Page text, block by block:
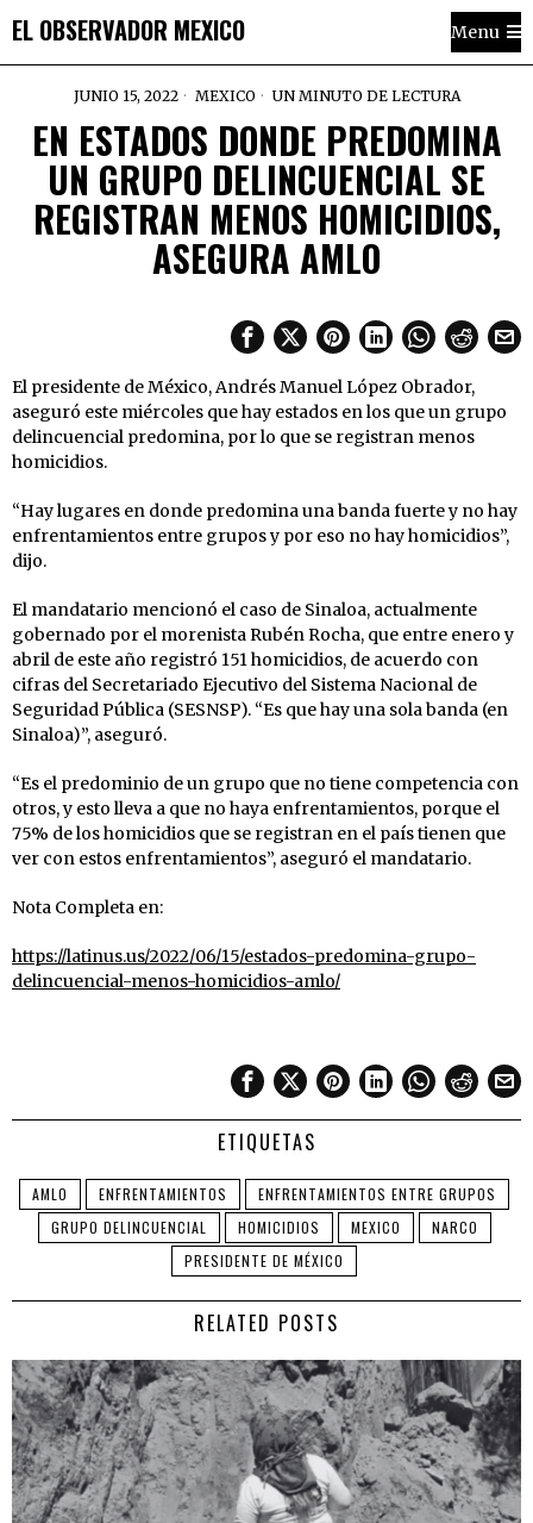
EL OBSERVADOR MEXICO Menu
JUNIO 15, 2022 MEXICO UN MINUTO DE LECTURA
EN ESTADOS DONDE PREDOMINA
UN GRUPO DELINCUENCIAL SE
REGISTRAN MENOS HOMICIDIOS,
ASEGURA AMLO
El presidente de México, Andrés Manuel López Obrador,
aseguró este miércoles que hay estados en los que un grupo
delincuencial predomina, por lo que se registran menos
homicidios.
“Hay lugares en donde predomina una banda fuerte y no hay
enfrentamientos entre grupos y por eso no hay homicidios”,
dijo.
El mandatario mencionó el caso de Sinaloa, actualmente
gobernado por el morenista Rubén Rocha, que entre enero y
abril de este año registró 151 homicidios, de acuerdo con
cifras del Secretariado Ejecutivo del Sistema Nacional de
Seguridad Pública (SESNSP). “Es que hay una sola banda (en
Sinaloa)”, aseguró.
“Es el predominio de un grupo que no tiene competencia con
otros, y esto lleva a que no haya enfrentamientos, porque el
75% de los homicidios que se registran en el país tienen que
ver con estos enfrentamientos”, aseguró el mandatario.
Nota Completa en:
https://latinus.us/2022/06/15/estados-predomina-grupo-
delincuencial-menos-homicidios-amlo/
ETIQUETAS
AMLO ENFRENTAMIENTOS
ENFRENTAMIENTOS ENTRE GRUPOS
GRUPO DELINCUENCIAL
HOMICIDIOS MEXICO
NARCO
PRESIDENTE DE MÉXICO
RELATED POSTS